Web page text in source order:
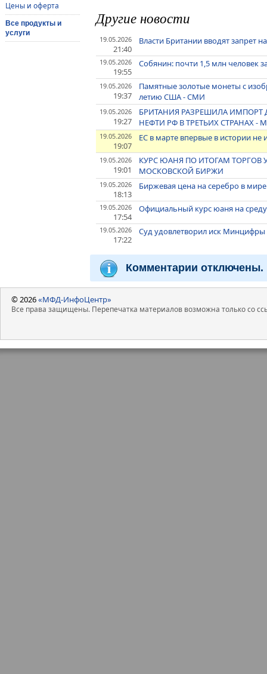
Цены и оферта
Все продукты и
услуги
Другие новости
19.05.2026
21:40
Власти Британии вводят запрет
19.05.2026
19:55
Собянин: почти 1,5 млн человек
19.05.2026
19:37
Памятные золотые монеты с
летию США - СМИ
19.05.2026
19:27
БРИТАНИЯ РАЗРЕШИЛА ИМПОРТ
НЕФТИ РФ В ТРЕТЬИХ СТРАНАХ
19.05.2026
19:07
ЕС в марте впервые в истории
19.05.2026
19:01
КУРС ЮАНЯ ПО ИТОГАМ ТОРГОВ
МОСКОВСКОЙ БИРЖИ
19.05.2026
18:13
Биржевая цена на серебро в
19.05.2026
17:54
Официальный курс юаня на среду
19.05.2026
17:22
Суд удовлетворил иск Минцифры
Комментарии отключены.
© 2026«МФД-ИнфоЦентр»
Все права защищены. Перепечатка материалов возможна только со